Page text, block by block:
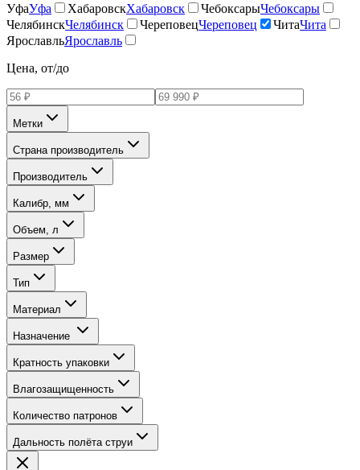
УфаУфа ХабаровскХабаровск ЧебоксарыЧебоксары
ЧелябинскЧелябинск ЧереповецЧереповец ЧитаЧита
ЯрославльЯрославль
Цена, от/до
Метки
Страна производитель
Производитель
Калибр, мм
Объем, л
Размер
Тип
Материал
Назначение
Кратность упаковки
Влагозащищенность
Количество патронов
Дальность полёта струи